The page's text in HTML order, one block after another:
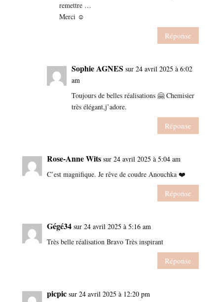
remettre …
Merci ☺️
Réponse
Sophie AGNES sur 24 avril 2025 à 6:02
am
Toujours de belles réalisations 🤗 Chemisier
très élégant,j’adore.
Réponse
Rose-Anne Wits sur 24 avril 2025 à 5:04 am
C’est magnifique. Je rêve de coudre Anouchka ❤️
Réponse
Gégé34 sur 24 avril 2025 à 5:16 am
Très belle réalisation Bravo Très inspirant
Réponse
picpic sur 24 avril 2025 à 12:20 pm